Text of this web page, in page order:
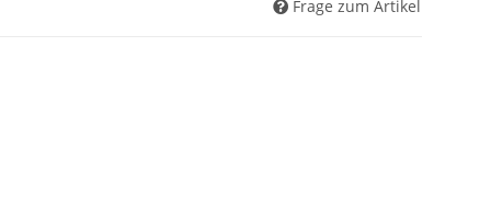
Frage zum Artikel